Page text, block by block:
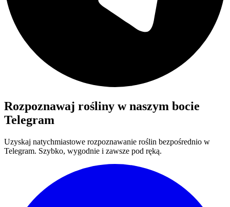
Rozpoznawaj rośliny w naszym bocie
Telegram
Uzyskaj natychmiastowe rozpoznawanie roślin bezpośrednio w
Telegram. Szybko, wygodnie i zawsze pod ręką.